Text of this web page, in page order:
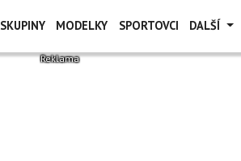
SKUPINY MODELKY SPORTOVCI DALŠÍ